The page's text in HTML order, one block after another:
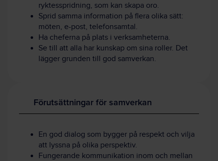
ryktesspridning, som kan skapa oro.
Sprid samma information på flera olika sätt:
möten, e-post, telefonsamtal.
Ha cheferna på plats i verksamheterna.
Se till att alla har kunskap om sina roller. Det
lägger grunden till god samverkan.
Förutsättningar för samverkan
En god dialog som bygger på respekt och vilja
att lyssna på olika perspektiv.
Fungerande kommunikation inom och mellan